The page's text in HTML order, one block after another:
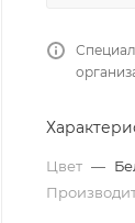
Цвет —